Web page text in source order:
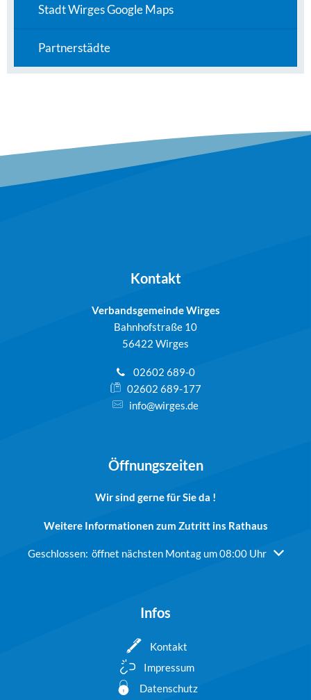
Stadt Wirges Google Maps
Partnerstädte
Kontakt
Verbandsgemeinde Wirges
Bahnhofstraße 10
56422 Wirges
02602 689-0
02602 689-177
info@wirges.de
Öffnungszeiten
Wir sind gerne für Sie da !
Weitere Informationen zum Zutritt ins Rathaus
Klicken, um weitere Öffnungs- oder Schließzeiten
Geschlossen: öffnet nächsten Montag um 08:00 Uhr
Infos
Kontakt
Impressum
Datenschutz